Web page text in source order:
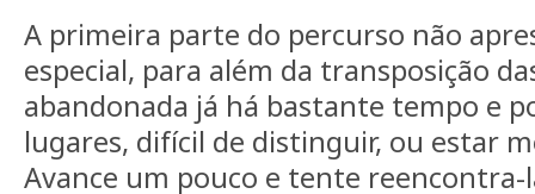
A primeira parte do percurso não
especial, para além da transposição
abandonada já há bastante tempo e
lugares, difícil de distinguir, ou estar
Avance um pouco e tente